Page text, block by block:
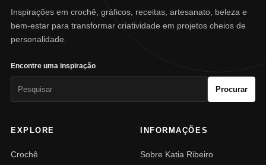
Inspirações em crochê, gráficos, receitas, artesanato, beleza e
bem-estar para transformar criatividade em projetos cheios de
personalidade.
Encontre uma inspiração
Procurar
EXPLORE
Crochê
INFORMAÇÕES
Sobre Katia Ribeiro